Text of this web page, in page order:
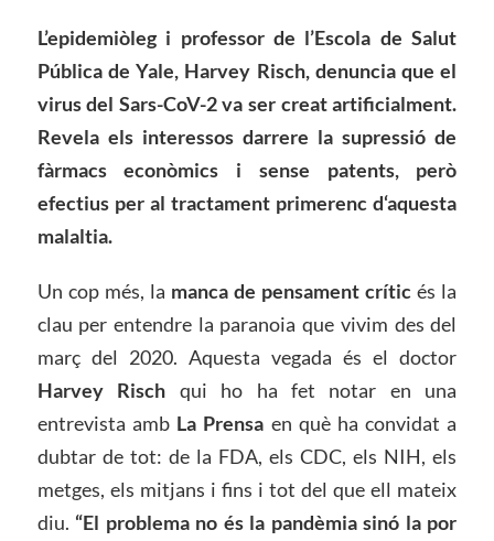
L’epidemiòleg i professor de l’Escola de Salut
Pública de Yale, Harvey Risch, denuncia que el
virus del Sars-CoV-2 va ser creat artificialment.
Revela els interessos darrere la supressió de
fàrmacs econòmics i sense patents, però
efectius per al tractament primerenc d‘aquesta
malaltia.
Un cop més, la mancade pensament crític és la
clau per entendre la paranoia que vivim des del
març del 2020. Aquesta vegada és el doctor
Harvey Risch qui ho ha fet notar en una
entrevista amb La Prensa en què ha convidat a
dubtar de tot: de la FDA, els CDC, els NIH, els
metges, els mitjans i fins i tot del que ell mateix
diu. “El problema no és la pandèmia sinó la por